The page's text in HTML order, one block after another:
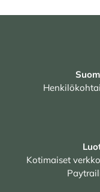
Kotimaiset